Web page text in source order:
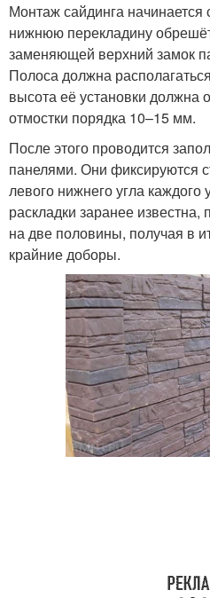
Монтаж сайдинга начинается
нижнюю перекладину
заменяющей верхний замок
Полоса должна
высота её установки должна
отмостки порядка 10–15 мм.
После этого проводится
панелями. Они фиксируются
левого нижнего угла каждого
раскладки заранее
на две половины, получая в
крайние доборы.